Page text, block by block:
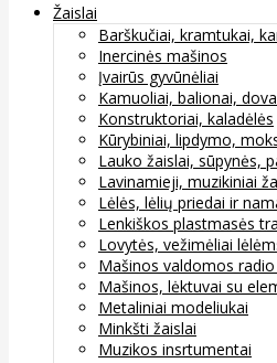
Žaislai
Barškučiai, kramtukai,
Inercinės mašinos
Įvairūs gyvūnėliai
Kamuoliai, balionai,
Konstruktoriai, kaladėlės
Kūrybiniai, lipdymo,
Lauko žaislai, sūpynės,
Lavinamieji, muzikiniai
Lėlės, lėlių priedai ir
Lenkiškos plastmasės
Lovytės, vežimėliai
Mašinos valdomos
Mašinos, lėktuvai su
Metaliniai modeliukai
Minkšti žaislai
Muzikos insrtumentai